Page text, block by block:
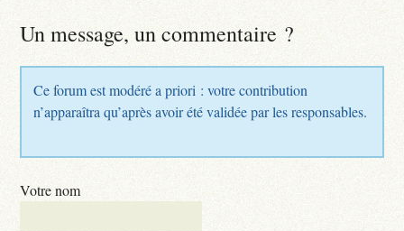
Un message, un commentaire ?
Ce forum est modéré a priori : votre contribution
n’apparaîtra qu’après avoir été validée par les responsables.
Votre nom